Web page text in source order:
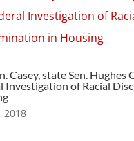
Casey, state Sen. Hughes
Investigation of Racial
2018